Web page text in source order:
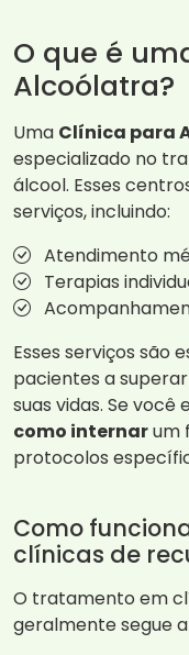
O que é
Alcoólatra?
Uma Clínica para
especializado no
álcool. Esses
serviços, incluindo:
Atendimento
Terapias
Esses serviços são
pacientes a
suas vidas. Se você
como internarum
protocolos
Como
clínicas de
O tratamento em
geralmente segue